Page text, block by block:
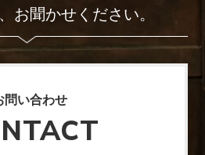
お聞かせください。
問い合わせ